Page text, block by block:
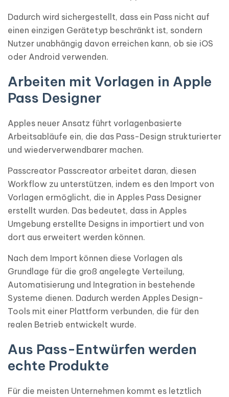
Dadurch wird sichergestellt, dass ein Pass nicht auf
einen einzigen Gerätetyp beschränkt ist, sondern
Nutzer unabhängig davon erreichen kann, ob sie iOS
oder Android verwenden.
Arbeiten mit Vorlagen in Apple
Pass Designer
Apples neuer Ansatz führt vorlagenbasierte
Arbeitsabläufe ein, die das Pass-Design strukturierter
und wiederverwendbarer machen.
Passcreator Passcreator arbeitet daran, diesen
Workflow zu unterstützen, indem es den Import von
Vorlagen ermöglicht, die in Apples Pass Designer
erstellt wurden. Das bedeutet, dass in Apples
Umgebung erstellte Designs in importiert und von
dort aus erweitert werden können.
Nach dem Import können diese Vorlagen als
Grundlage für die groß angelegte Verteilung,
Automatisierung und Integration in bestehende
Systeme dienen. Dadurch werden Apples Design-
Tools mit einer Plattform verbunden, die für den
realen Betrieb entwickelt wurde.
Aus Pass-Entwürfen werden
echte Produkte
Für die meisten Unternehmen kommt es letztlich